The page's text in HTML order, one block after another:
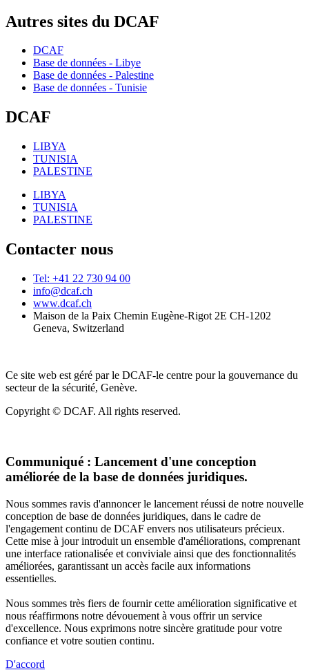
Autres sites du DCAF
DCAF
Base de données - Libye
Base de données - Palestine
Base de données - Tunisie
DCAF
LIBYA
TUNISIA
PALESTINE
LIBYA
TUNISIA
PALESTINE
Contacter nous
Tel: +41 22 730 94 00
info@dcaf.ch
www.dcaf.ch
Maison de la Paix Chemin Eugène-Rigot 2E CH-1202
Geneva, Switzerland
Ce site web est géré par le DCAF-le centre pour la gouvernance du
secteur de la sécurité, Genève.
Copyright © DCAF. All rights reserved.
Communiqué : Lancement d'une conception
améliorée de la base de données juridiques.
Nous sommes ravis d'annoncer le lancement réussi de notre nouvelle
conception de base de données juridiques, dans le cadre de
l'engagement continu de DCAF envers nos utilisateurs précieux.
Cette mise à jour introduit un ensemble d'améliorations, comprenant
une interface rationalisée et conviviale ainsi que des fonctionnalités
améliorées, garantissant un accès facile aux informations
essentielles.
Nous sommes très fiers de fournir cette amélioration significative et
nous réaffirmons notre dévouement à vous offrir un service
d'excellence. Nous exprimons notre sincère gratitude pour votre
confiance et votre soutien continu.
D'accord